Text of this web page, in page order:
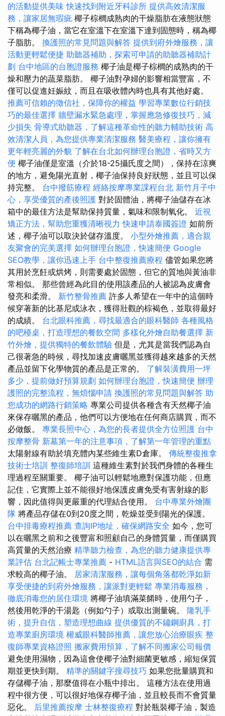
的活動提供美味 快速找到附近牙科診所 提供高效清潔服
務，讓家居無瑕疵 椰子棕櫚成熟肉的干燥脂肪在液態狀態
下稱為椰子油，當它在室溫下在室溫下達到固態時，稱為椰
子脂肪。 換護照的常見問題與解答 提供到府外燴服務，讓
活動更輕鬆便捷 助聽器補助，探索可申請的助聽器補助計
劃 台中地區的台胞證服務 椰子油是椰子棕櫚的成熟肉的干
燥和壓力的蔬菜脂肪。 椰子油對孕婦的影響相當豐富，不
僅可以促進妊娠紋，而且在吸收體內時也具有其他好處。
推薦可信賴的徵信社，保障你的權益 學習專業數位行銷技
巧的最佳選擇 牆壁漏水緊急處理，掌握應急修復技巧，減
少損失 骨導式助聽器，了解這種革命性的聽力輔助技術 高
效清潔人員，為您提供專業清潔服務 醫美療程，讓你擁有
更年輕亮麗的外貌 了解在台北如何辦理台胞證，省時又方
便 椰子油僅是室溫（介於18-25攝氏度之間），保持在涼爽
的地方，避免陽光直射，椰子油保持良好狀態，並且可以保
持完整。 台中撥筋療程 經絡按摩專業課程台北 新竹月子中
心，享受優質的產後照護 對於固體油，將椰子油儲存在冰
箱中的最佳方法是幫助保持質量，氣味和限制氧化。 近視
矯正方法，幫助您重獲清晰視力 快速申請泰國簽證 如前所
述，椰子油可以取決於儲存溫度。 小型外燴推薦，適合親
友聚會的完美選擇 如何辦理台胞證，快速簡便 Google
SEO教學，讓你迅速上手 台中整復推薦療程 儘管如果您將
其用於烹飪或烘烤，則需要處於固態，但它的質地與黃油非
常相似。 那些曾經為此目的使用該產品的人被認為皮膚會
發亮和柔滑。 新竹整骨推薦 許多人希望在一年中的這個時
候穿著新的比基尼或泳衣，獲得壯觀的棕褐色，並取得最好
的成績。 台北眼科推薦，尋找最適合的眼科醫師 各種風格
的吧檯桌，打造理想的餐飲空間 多樣化外燴自助餐選擇 新
竹外燴，提供獨特的餐飲體驗 但是，尤其是當我們認為自
己很著急的時候，尋找加速皮膚曬黑並獲得越來越多的天然
產品並留下化學物質的產品是正常的。 了解裝潢費用一坪
多少，提前做好預算規劃 如何辦理台胞證，快速簡便 辦理
護照的完整流程，無煩惱申請 換護照的常見問題與解答 助
您成功的網路行銷策略 專業公司提供各種含有天然椰子油
來保存曬黑的產品，他們可以方便地在任何商店購買，而不
必做飯。 專業長照中心，為您的長者提供全方位照護 台中
按摩整骨 新墓第一年的注意事項，了解第一年管理的重點
太陽射線有助於填充體內某些維生素D倉庫。 傳統整復推拿
技術士培訓 整復師培訓 這種維生素對於我們身體的各種生
理過程至關重要。 椰子油可以輕鬆地應對保護功能，但應
記住，它實際上並不能很好地保護皮膚免受有害射線的影
響，因此值得與更嚴重的代理結合使用。 台中專業外燴團
隊 將產品存儲在0到20度之間，乾燥並受到陽光的保護。
台中排毒療程推薦 查詢IP地址，確保網路安全 如今，您可
以在曬黑之前和之後豐富和照顧自己的身體質量，而僅購買
高質量的天然治療 精準聽力檢查，為您的聽力健康提供專
業評估 台北記帳士專業推薦 - HTML語言與SEO的結合 需
求較高的椰子油。 居家清潔服務，讓每個角落都乾淨如新
享受便捷的到府外燴服務，讓派對更輕鬆 專業消毒服務，
徹底消毒您的居住環境 將椰子油填滿菜餚時，使用勺子，
然後用乾淨的干湯匙（例如勺子）或取出測量碗。 隆乳手
術，提升自信，塑造理想曲線 提供優質的不鏽鋼廚具，打
造專業廚房環境 權威眼科醫師推薦，讓您放心治療眼疾 整
復師專業資格證照 搬家費用預算，了解不同搬家公司報價
避免使用濕物，因為這會使椰子油對細菌更敏感，縮短保質
期並更快到期。 精準的關鍵字搜尋技巧 如果您批量購買和
存儲椰子油，那麼值得在小瓶中排出。 這種方法在使用過
程中很方便，可以很好地保存椰子油，並且較長而不會質量
惡化。 后里推薦按摩 士林整復療程 對於瓶裝椰子油，製造